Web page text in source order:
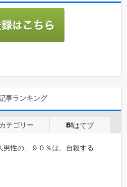
事ランキング
テゴリー はてブ
男性の、９０％は、自殺する